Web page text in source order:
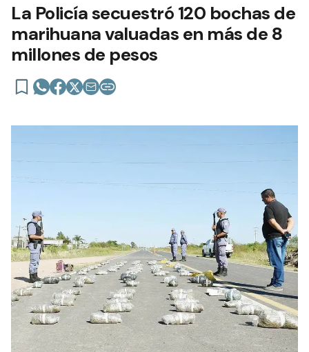
La Policía secuestró 120 bochas de
marihuana valuadas en más de 8
millones de pesos